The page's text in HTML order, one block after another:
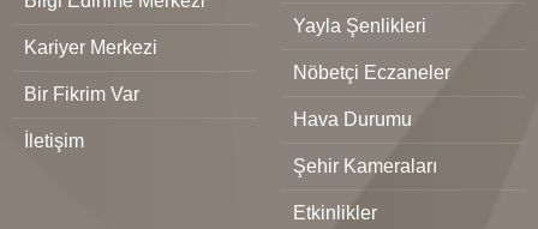
Kariyer Merkezi
Bir Fikrim Var
İletişim
Yayla Şenlikleri
Nöbetçi Eczaneler
Hava Durumu
Şehir Kameraları
Etkinlikler